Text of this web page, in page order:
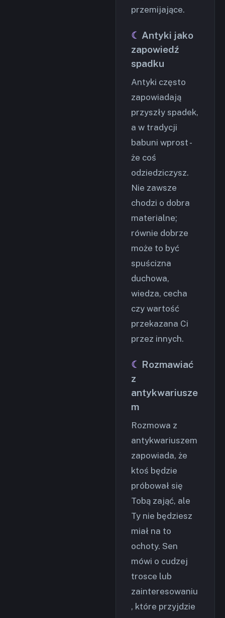
przemijające.
Antyki jako
zapowiedź
spadku
Antyki często
zapowiadają
przyszły spadek,
a w tradycji
babuni wprost -
że coś
odziedziczysz.
Nie zawsze
chodzi o dobra
materialne;
równie dobrze
może to być
spuścizna
duchowa,
wiedza, cecha
czy wartość
przekazana Ci
przez innych.
Rozmawiać
z
antykwariusze
m
Rozmowa z
antykwariuszem
zapowiada, że
ktoś będzie
próbował się
Tobą zająć, ale
Ty nie będziesz
miał na to
ochoty. Sen
mówi o cudzej
trosce lub
zainteresowaniu
, które przyjdzie